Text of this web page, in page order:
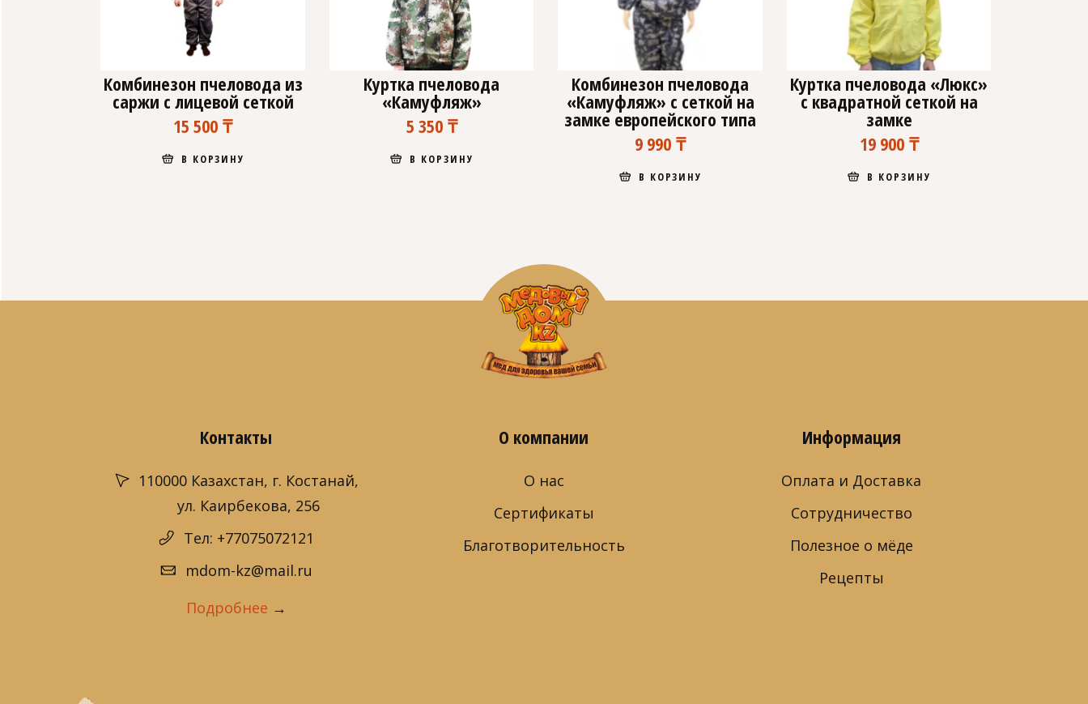
Комбинезон пчеловода из
саржи с лицевой сеткой
15 500₸
В КОРЗИНУ
Куртка пчеловода
«Камуфляж»
5 350 ₸
В КОРЗИНУ
Комбинезон пчеловода
«Камуфляж» с сеткой на
замке европейского типа
9 990₸
В КОРЗИНУ
Куртка пчеловода «Люкс»
с квадратной сеткой на
замке
19 900 ₸
В КОРЗИНУ
Контакты
110000 Казахстан, г. Костанай,
ул. Каирбекова, 256
Тел: +77075072121
mdom-kz@mail.ru
Подробнее →
О компании
О нас
Сертификаты
Благотворительность
Информация
Оплата и Доставка
Сотрудничество
Полезное о мёде
Рецепты